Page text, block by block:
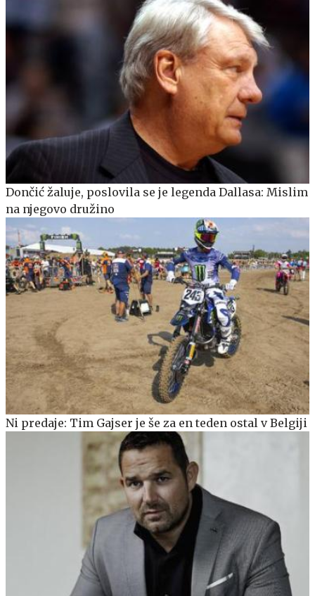
Dončić žaluje, poslovila se je legenda Dallasa: Mislim
na njegovo družino
Ni predaje: Tim Gajser je še za en teden ostal v Belgiji